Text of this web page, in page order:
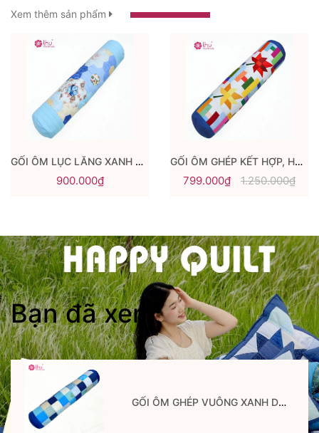
Xem thêm sản phẩm
GỐI ÔM LỤC LĂNG XANH NGỌC
900.000₫
GỐI ÔM GHÉP KẾT HỢP, HOẠ TIẾT LÁ PHONG
799.000₫ 1.250.000₫
Bạn đã xem
GỐI ÔM GHÉP VUÔNG XANH DƯƠNG